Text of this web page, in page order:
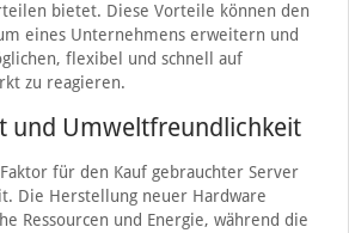
bietet. Diese Vorteile können den
eines Unternehmens erweitern und
flexibel und schnell auf
zu reagieren.
und Umweltfreundlichkeit
für den Kauf gebrauchter Server
Die Herstellung neuer Hardware
Ressourcen und Energie, während die